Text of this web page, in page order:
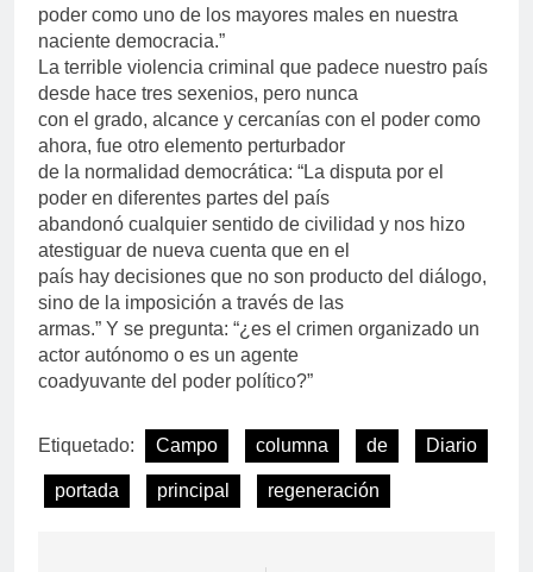
poder como uno de los mayores males en nuestra
naciente democracia.”
La terrible violencia criminal que padece nuestro país
desde hace tres sexenios, pero nunca
con el grado, alcance y cercanías con el poder como
ahora, fue otro elemento perturbador
de la normalidad democrática: “La disputa por el
poder en diferentes partes del país
abandonó cualquier sentido de civilidad y nos hizo
atestiguar de nueva cuenta que en el
país hay decisiones que no son producto del diálogo,
sino de la imposición a través de las
armas.” Y se pregunta: “¿es el crimen organizado un
actor autónomo o es un agente
coadyuvante del poder político?”
Etiquetado: Campo columna de Diario
portada principal regeneración